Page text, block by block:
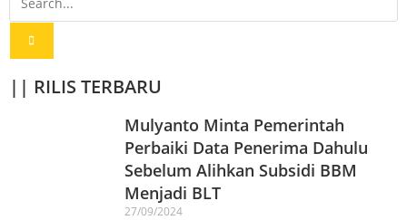
|| RILIS TERBARU
Mulyanto Minta Pemerintah
Perbaiki Data Penerima Dahulu
Sebelum Alihkan Subsidi BBM
Menjadi BLT
27/09/2024